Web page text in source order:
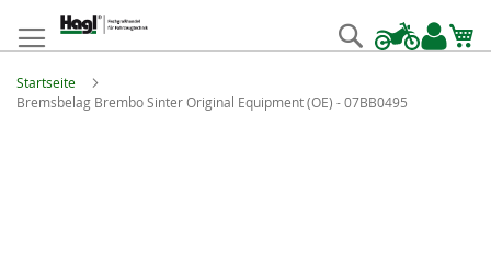
springen
Suche
Startseite
Bremsbelag Brembo Sinter Original Equipment (OE) - 07BB0495